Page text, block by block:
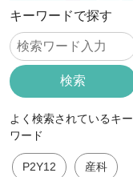
キーワードで探す
検索
よく検索されているキー
ワード
P2Y12 産科